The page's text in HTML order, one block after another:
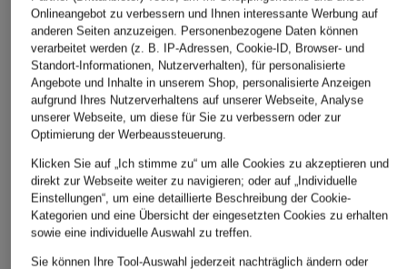
ÄHNLICHE ARTIKEL ENTDECKEN
Onlineangebot zu verbessern und Ihnen interessante Werbung auf
anderen Seiten anzuzeigen. Personenbezogene Daten können
verarbeitet werden (z. B. IP-Adressen, Cookie-ID, Browser- und
Standort-Informationen, Nutzerverhalten), für personalisierte
Angebote und Inhalte in unserem Shop, personalisierte Anzeigen
aufgrund Ihres Nutzerverhaltens auf unserer Webseite, Analyse
unserer Webseite, um diese für Sie zu verbessern oder zur
Optimierung der Werbeaussteuerung.
Klicken Sie auf „Ich stimme zu“ um alle Cookies zu akzeptieren und
direkt zur Webseite weiter zu navigieren; oder auf „Individuelle
Einstellungen“, um eine detaillierte Beschreibung der Cookie-
Kategorien und eine Übersicht der eingesetzten Cookies zu erhalten
sowie eine individuelle Auswahl zu treffen.
Sie können Ihre Tool-Auswahl jederzeit nachträglich ändern oder